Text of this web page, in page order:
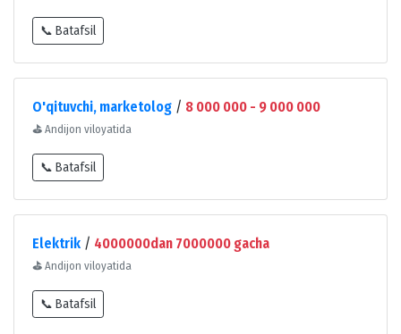
📞 Batafsil
O'qituvchi, marketolog / 8 000 000 - 9 000 000
⛳ Andijon viloyatida
📞 Batafsil
Elektrik / 4000000dan 7000000 gacha
⛳ Andijon viloyatida
📞 Batafsil